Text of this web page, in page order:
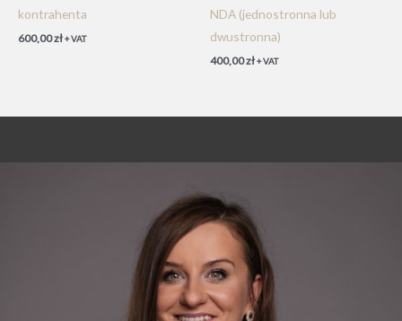
kontrahenta
600,00zł+ VAT
NDA (jednostronna lub
dwustronna)
400,00zł+ VAT